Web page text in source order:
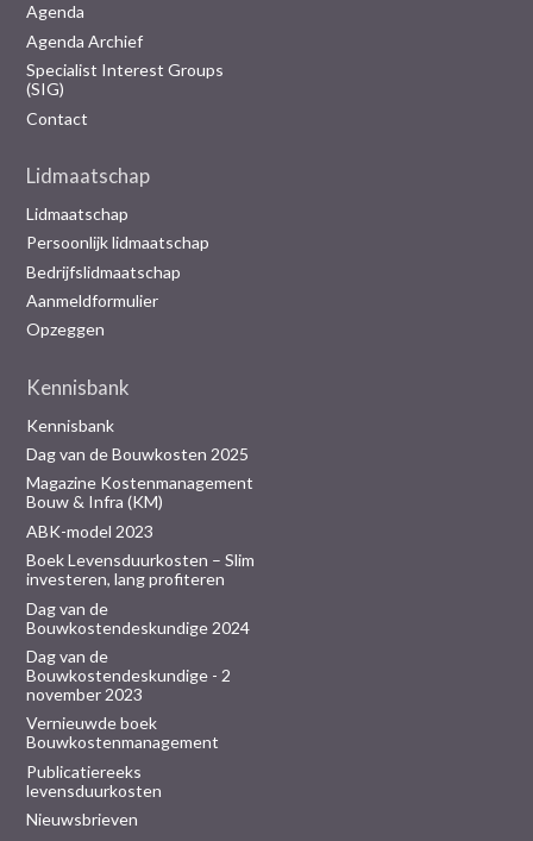
Agenda
Agenda Archief
Specialist Interest Groups
(SIG)
Contact
Lidmaatschap
Lidmaatschap
Persoonlijk lidmaatschap
Bedrijfslidmaatschap
Aanmeldformulier
Opzeggen
Kennisbank
Kennisbank
Dag van de Bouwkosten 2025
Magazine Kostenmanagement
Bouw & Infra (KM)
ABK-model 2023
Boek Levensduurkosten – Slim
investeren, lang profiteren
Dag van de
Bouwkostendeskundige 2024
Dag van de
Bouwkostendeskundige - 2
november 2023
Vernieuwde boek
Bouwkostenmanagement
Publicatiereeks
levensduurkosten
Nieuwsbrieven